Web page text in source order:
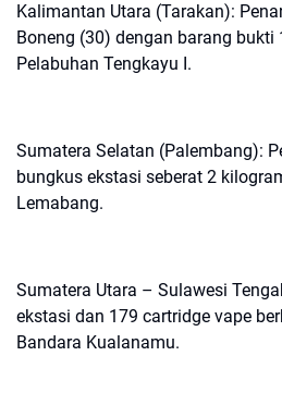
Kalimantan Utara (Tarakan):
Boneng (30) dengan barang bukti
Pelabuhan Tengkayu I.
Sumatera Selatan (Palembang):
bungkus ekstasi seberat 2
Lemabang.
Sumatera Utara – Sulawesi
ekstasi dan 179 cartridge vape
Bandara Kualanamu.